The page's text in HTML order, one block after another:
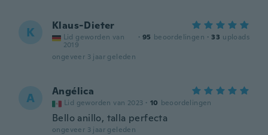
K Klaus-Dieter
Lid geworden van
2019
· 95 beoordelingen · 33 uploads
ongeveer 3 jaar geleden
A Angélica
Lid geworden van 2023 · 10 beoordelingen
Bello anillo, talla perfecta
ongeveer 3 jaar geleden